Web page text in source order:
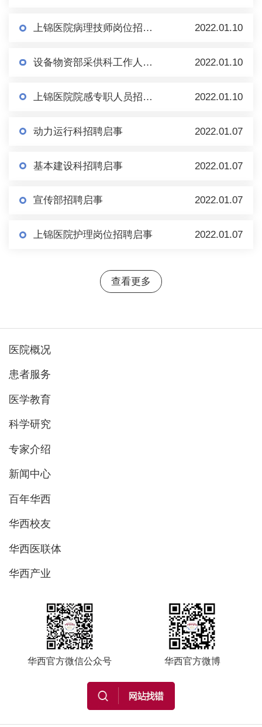
上锦医院病理技师岗位招聘启事 2022.01.10
设备物资部采供科工作人员招聘启事 2022.01.10
上锦医院院感专职人员招聘启事 2022.01.10
动力运行科招聘启事 2022.01.07
基本建设科招聘启事 2022.01.07
宣传部招聘启事 2022.01.07
上锦医院护理岗位招聘启事 2022.01.07
查看更多
医院概况
患者服务
医学教育
科学研究
专家介绍
新闻中心
百年华西
华西校友
华西医联体
华西产业
华西官方微信公众号 华西官方微博